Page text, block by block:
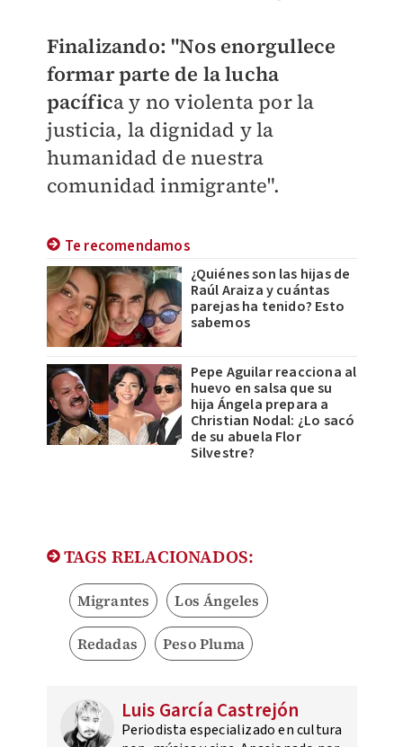
Finalizando: "Nos enorgullece
formar parte de la lucha
pacífica y no violenta por la
justicia, la dignidad y la
humanidad de nuestra
comunidad inmigrante".
Te recomendamos
¿Quiénes son las hijas de
Raúl Araiza y cuántas
parejas ha tenido? Esto
sabemos
Pepe Aguilar reacciona al
huevo en salsa que su
hija Ángela prepara a
Christian Nodal: ¿Lo sacó
de su abuela Flor
Silvestre?
TAGS RELACIONADOS:
Migrantes Los Ángeles
Redadas Peso Pluma
Luis García Castrejón
Periodista especializado en cultura